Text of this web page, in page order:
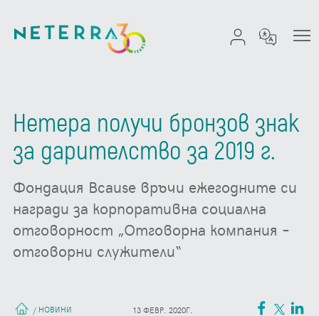
Нетера получи бронзов знак
за дарителство за 2019 г.
Фондация Bcause връчи ежегодните си
награди за корпоративна социална
отговорност „Отговорна компания –
отговорни служители“
/ НОВИНИ 13 ФЕВР. 2020Г.